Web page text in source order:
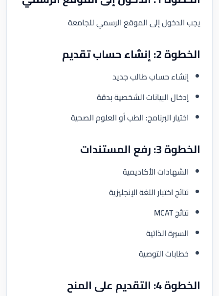
يجب الدخول إلى الموقع الرسمي للجامعة
الخطوة 2: إنشاء حساب تقديم
إنشاء حساب طالب جديد
إدخال البيانات الشخصية بدقة
اختيار البرنامج: الطب أو العلوم الصحية
الخطوة 3: رفع المستندات
الشهادات الأكاديمية
نتائج اختبار اللغة الإنجليزية
نتائج MCAT
السيرة الذاتية
خطابات التوصية
الخطوة 4: التقديم على المنح